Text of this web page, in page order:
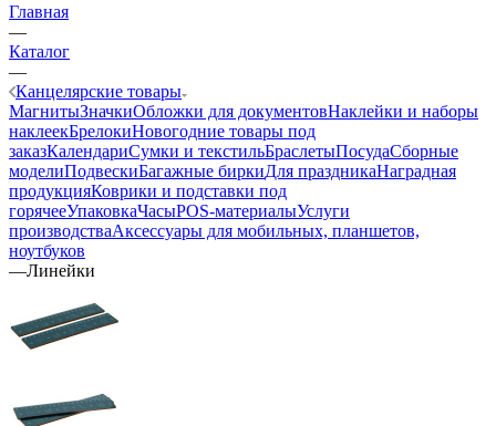
Главная
—
Каталог
—
Канцелярские товары
МагнитыЗначкиОбложки для документовНаклейки и наборы
наклеекБрелокиНовогодние товары под
заказКалендариСумки и текстильБраслетыПосудаСборные
моделиПодвескиБагажные биркиДля праздникаНаградная
продукцияКоврики и подставки под
горячееУпаковкаЧасыPOS-материалыУслуги
производстваАксессуары для мобильных, планшетов,
ноутбуков
—Линейки